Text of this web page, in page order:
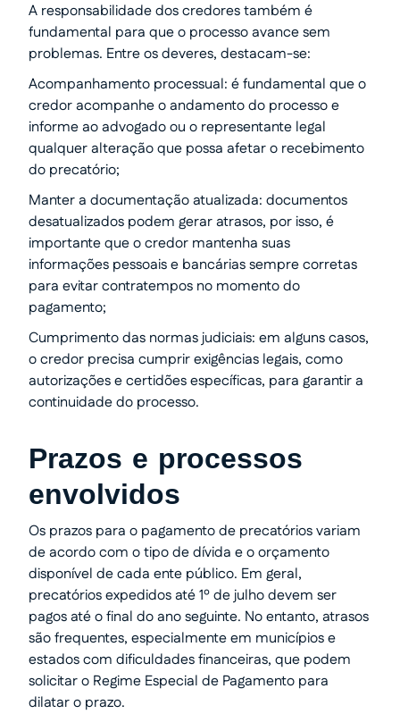
A responsabilidade dos credores também é
fundamental para que o processo avance sem
problemas. Entre os deveres, destacam-se:
Acompanhamento processual: é fundamental que o
credor acompanhe o andamento do processo e
informe ao advogado ou o representante legal
qualquer alteração que possa afetar o recebimento
do precatório;
Manter a documentação atualizada: documentos
desatualizados podem gerar atrasos, por isso, é
importante que o credor mantenha suas
informações pessoais e bancárias sempre corretas
para evitar contratempos no momento do
pagamento;
Cumprimento das normas judiciais: em alguns casos,
o credor precisa cumprir exigências legais, como
autorizações e certidões específicas, para garantir a
continuidade do processo.
Prazos e processos
envolvidos
Os prazos para o pagamento de precatórios variam
de acordo com o tipo de dívida e o orçamento
disponível de cada ente público. Em geral,
precatórios expedidos até 1º de julho devem ser
pagos até o final do ano seguinte. No entanto, atrasos
são frequentes, especialmente em municípios e
estados com dificuldades financeiras, que podem
solicitar o Regime Especial de Pagamento para
dilatar o prazo.